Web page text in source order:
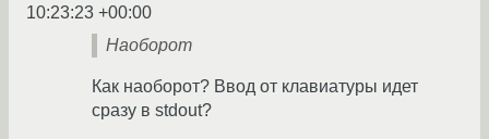
10:23:23 +00:00
Наоборот
Как наоборот? Ввод от клавиатуры идет
сразу в stdout?